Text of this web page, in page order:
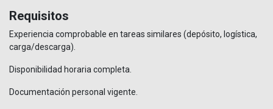
Requisitos
Experiencia comprobable en tareas similares (depósito, logística,
carga/descarga).
Disponibilidad horaria completa.
Documentación personal vigente.